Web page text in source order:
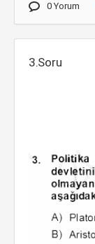
0 Yorum
3.Soru